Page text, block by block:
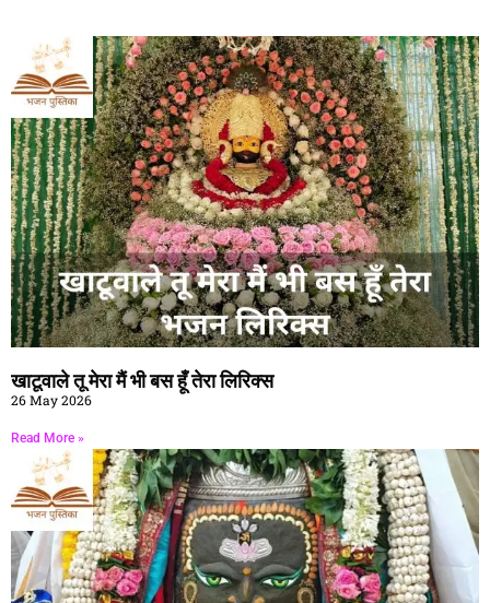
खाटूवाले तू मेरा मैं भी बस हूँ तेरा लिरिक्स
26 May 2026
Read More »